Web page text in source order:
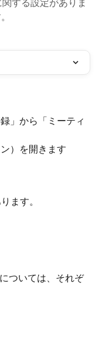
」から「ミーティ
）を開きます
ます。
ついては、それぞ